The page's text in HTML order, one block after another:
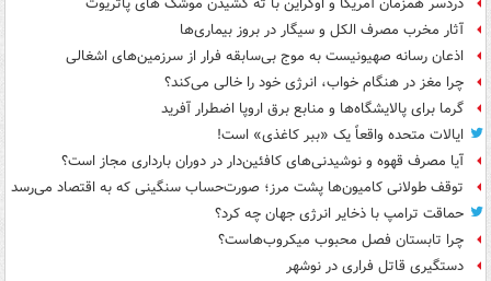
آثار مخرب مصرف الکل و سیگار در بروز بیماری‌ها
اذعان رسانه صهیونیست به موج بی‌سابقه فرار از سرزمین‌های اشغالی
چرا مغز در هنگام خواب، انرژی خود را خالی می‌کند؟
گرما برای پالایشگاه‌ها و منابع برق اروپا اضطرار آفرید
ایالات متحده واقعاً یک «ببر کاغذی» است!
آیا مصرف قهوه و نوشیدنی‌های کافئین‌دار در دوران بارداری مجاز است؟
توقف طولانی کامیون‌ها پشت مرز؛ صورت‌حساب سنگینی که به اقتصاد می‌رسد
حماقت ترامپ با ذخایر انرژی جهان چه کرد؟
چرا تابستان فصل محبوب میکروب‌هاست؟
دستگیری قاتل فراری در نوشهر